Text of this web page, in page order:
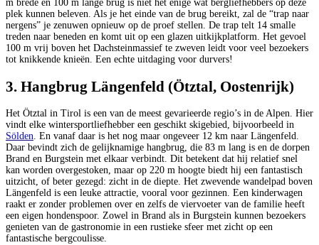
m brede en 100 m lange brug is niet het enige wat bergliefhebbers op deze
plek kunnen beleven. Als je het einde van de brug bereikt, zal de “trap naar
nergens” je zenuwen opnieuw op de proef stellen. De trap telt 14 smalle
treden naar beneden en komt uit op een glazen uitkijkplatform. Het gevoel
100 m vrij boven het Dachsteinmassief te zweven leidt voor veel bezoekers
tot knikkende knieën. Een echte uitdaging voor durvers!
3. Hangbrug Längenfeld (Ötztal, Oostenrijk)
Het Ötztal in Tirol is een van de meest gevarieerde regio’s in de Alpen. Hier
vindt elke wintersportliefhebber een geschikt skigebied, bijvoorbeeld in
Sölden. En vanaf daar is het nog maar ongeveer 12 km naar Längenfeld.
Daar bevindt zich de gelijknamige hangbrug, die 83 m lang is en de dorpen
Brand en Burgstein met elkaar verbindt. Dit betekent dat hij relatief snel
kan worden overgestoken, maar op 220 m hoogte biedt hij een fantastisch
uitzicht, of beter gezegd: zicht in de diepte. Het zwevende wandelpad boven
Längenfeld is een leuke attractie, vooral voor gezinnen. Een kinderwagen
raakt er zonder problemen over en zelfs de viervoeter van de familie heeft
een eigen hondenspoor. Zowel in Brand als in Burgstein kunnen bezoekers
genieten van de gastronomie in een rustieke sfeer met zicht op een
fantastische bergcoulisse.